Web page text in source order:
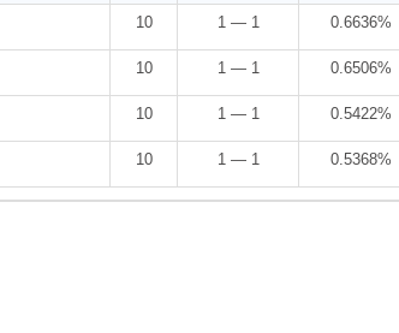
10 1 — 1 0.6636%
10 1 — 1 0.6506%
10 1 — 1 0.5422%
10 1 — 1 0.5368%